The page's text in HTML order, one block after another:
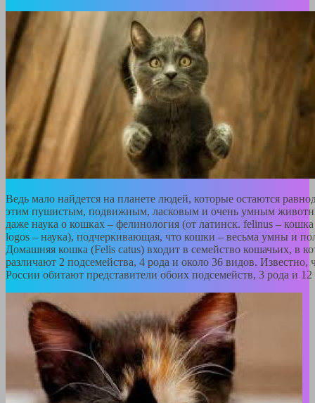
Ведь мало найдется на планете людей, которые остаются
этим пушистым, подвижным, ласковым и очень умным
даже наука о кошках – фелинология (от латинск. felinus – кошка
logos – наука), подчеркивающая, что кошки – весьма умны и
Домашняя кошка (Felis catus) входит в семейство кошачьих, в
различают 2 подсемейства, 4 рода и около 36 видов. Известно,
России обитают представители обоих подсемейств, 3 рода и